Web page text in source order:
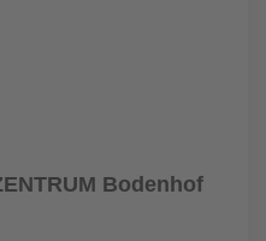
Bodenhof